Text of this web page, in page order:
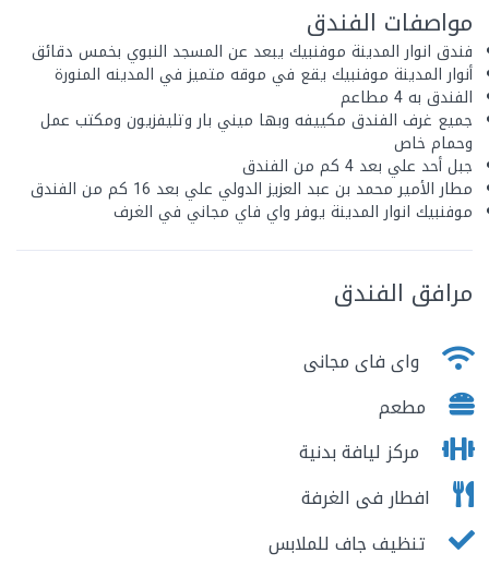
مواصفات الفندق
فندق انوار المدينة موفنبيك يبعد عن المسجد النبوي بخمس دقائق
أنوار المدينة موفنبيك يقع في موقه متميز في المدينه المنورة
الفندق به 4 مطاعم
جميع غرف الفندق مكييفه وبها ميني بار وتليفزيون ومكتب عمل
وحمام خاص
جبل أحد علي بعد 4 كم من الفندق
مطار الأمير محمد بن عبد العزيز الدولي علي بعد 16 كم من الفندق
موفنبيك انوار المدينة يوفر واي فاي مجاني في الغرف
مرافق الفندق
واى فاى مجانى
مطعم
مركز ليافة بدنية
افطار فى الغرفة
تنظيف جاف للملابس